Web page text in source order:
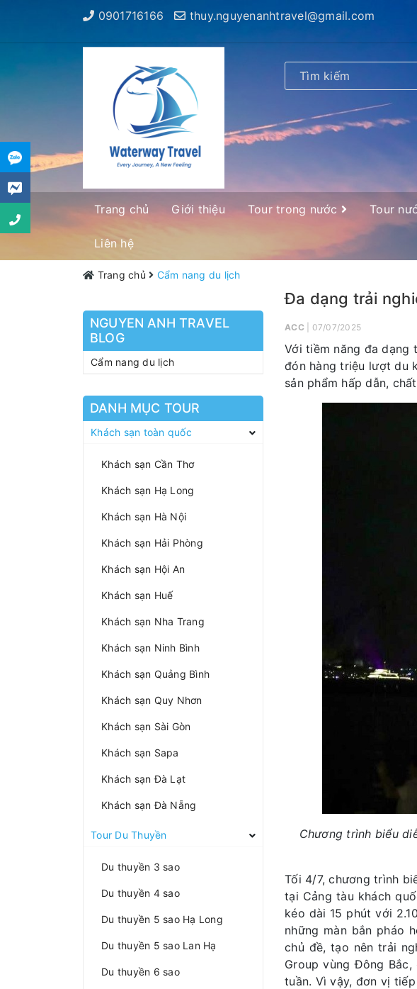
0901716166 thuy.nguyenanhtravel@gmail.com
Trang chủ Giới thiệu Tour trong nước Tour
Liên hệ
Trang chủ Cẩm nang du lịch
NGUYEN ANH TRAVEL
BLOG
Cẩm nang du lịch
DANH MỤC TOUR
Khách sạn toàn quốc
Khách sạn Cần Thơ
Khách sạn Hạ Long
Khách sạn Hà Nội
Khách sạn Hải Phòng
Khách sạn Hội An
Khách sạn Huế
Khách sạn Nha Trang
Khách sạn Ninh Bình
Khách sạn Quảng Bình
Khách sạn Quy Nhơn
Khách sạn Sài Gòn
Khách sạn Sapa
Khách sạn Đà Lạt
Khách sạn Đà Nẵng
Tour Du Thuyền
Du thuyền 3 sao
Du thuyền 4 sao
Du thuyền 5 sao Hạ Long
Du thuyền 5 sao Lan Hạ
Du thuyền 6 sao
Đa dạng trải
ACC | 07/07/2025
Với tiềm năng đa dạng
đón hàng triệu lượt du
sản phẩm hấp dẫn,
Chương trình biểu
Tối 4/7, chương trình
tại Cảng tàu khách
kéo dài 15 phút với
những màn bắn pháo
chủ đề, tạo nên trải
Group vùng Đông
tuần. Vì vậy, đơn vị